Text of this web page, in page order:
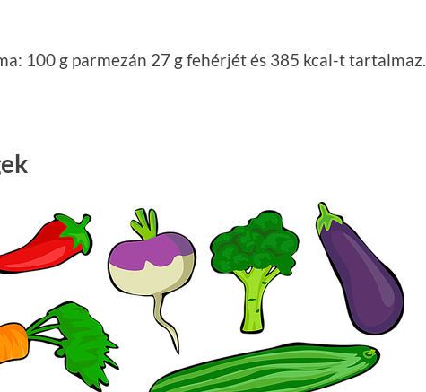
100 g parmezán 27 g fehérjét és 385 kcal-t tartalmaz.